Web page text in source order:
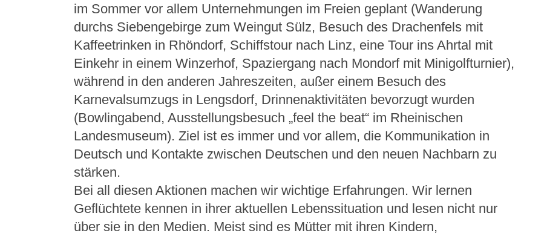
im Sommer vor allem Unternehmungen im Freien geplant (Wanderung
durchs Siebengebirge zum Weingut Sülz, Besuch des Drachenfels mit
Kaffeetrinken in Rhöndorf, Schiffstour nach Linz, eine Tour ins Ahrtal mit
Einkehr in einem Winzerhof, Spaziergang nach Mondorf mit Minigolfturnier),
während in den anderen Jahreszeiten, außer einem Besuch des
Karnevalsumzugs in Lengsdorf, Drinnenaktivitäten bevorzugt wurden
(Bowlingabend, Ausstellungsbesuch „feel the beat“ im Rheinischen
Landesmuseum). Ziel ist es immer und vor allem, die Kommunikation in
Deutsch und Kontakte zwischen Deutschen und den neuen Nachbarn zu
stärken.
Bei all diesen Aktionen machen wir wichtige Erfahrungen. Wir lernen
Geflüchtete kennen in ihrer aktuellen Lebenssituation und lesen nicht nur
über sie in den Medien. Meist sind es Mütter mit ihren Kindern,